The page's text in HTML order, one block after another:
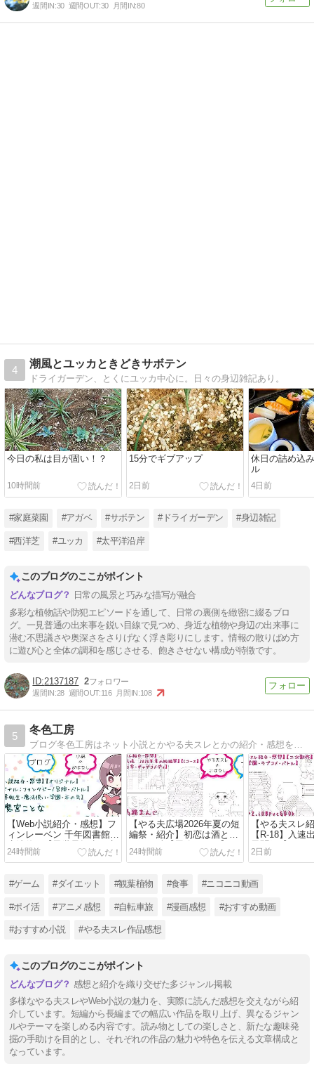
週間IN:30 週間OUT:30 月間IN:80
4
潮風とユッカときどきサボテン
ドライガーデン、とくにユッカ中心に。日々の身辺雑記あり。
今日の私は目が固い！？
10時間前
15分でギブアップ
2日前
休日の詰め込
ル
4日前
#家庭菜園 #アガベ #サボテン #ドライガーデン #身辺雑記
#西洋芝 #ユッカ #太平洋沿岸
このブログのここがポイント
日常の風景と巧みな描写が融合
多彩な植物話や防犯エピソードを通して、日常の裏側を緻密に綴るブロ
グ。一見普通の出来事を鋭い目線で見つめ、身近な植物や身辺の出来事に
潜む不思議さや奥深さをさりげなく浮き彫りにします。情報の散りばめ方
に遊び心と全体の調和を感じさせる、飽きさせない構成が特徴です。
2137187 2
週間IN:28 週間OUT:116 月間IN:108
5
冬色工房
【Web小説紹介・感想】フ
ィンレーベン 千年図書館の
魔法使い【異世界転生・魔
法使い・学園・本の虫】
24時間前
【やる夫広場2026年夏の短
編祭・紹介】初恋は酒とタ
バコの味【馬路まんじ】
【神父・日常・ギャグコメ
24時間前
【やる夫スレ
【R-18】入速
異聞録【メガ
園・ラブコメ
2日前
#ゲーム #ダイエット #観葉植物 #食事 #ニコニコ動画
#ポイ活 #アニメ感想 #自転車旅 #漫画感想 #おすすめ動画
#おすすめ小説 #やる夫スレ作品感想
このブログのここがポイント
感想と紹介を織り交ぜた多ジャンル掲載
多様なやる夫スレやWeb小説の魅力を、実際に読んだ感想を交えながら紹
介しています。短編から長編までの幅広い作品を取り上げ、異なるジャン
ルやテーマを楽しめる内容です。読み物としての楽しさと、新たな趣味発
掘の手助けを目的とし、それぞれの作品の魅力や特色を伝える文章構成と
なっています。